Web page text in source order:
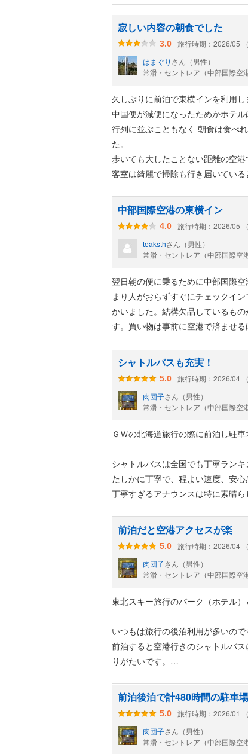
３、Wifiも利用でき速度も速い。
４、LANケーブルが用意されてい
（もう30cm長いと嬉しい）
５、朝食は最近混んでいないので
眠り易い。
７、朝食会場のお母さんに行っ
るとなんか嬉しい。
８、フロントスタッフも鬼混み時
しく丁寧でありがたい。
残念だった点
１、トイレの便座が小さいので、
寂しい内容の朝食でした
3.0
旅行時期：2026/05
はまぐり さん（男性）
常滑・セントレア（中部国際空
久しぶりに前泊で東横インを利用し
中国便が減便になったためかホテ
行列に並ぶこともなく 朝食は食べ
た。
歩いても大したことない距離の空
客室は綺麗で掃除も行き届いている
中部国際空港の東横イン
4.0
旅行時期：2026/05
teaksthさん（男性）
常滑・セントレア（中部国際空
翌日朝の便に乗るために中部国際
まり人がおらずすぐにチェックイ
かいました。結構欠品しているも
す。買い物は事前に空港で済ませる
シャトルバスも充実！
5.0
旅行時期：2026/04
肉団子さん（男性）
常滑・セントレア（中部国際空
ＧＷの北海道旅行の際に前泊し駐
シャトルバスは全国でも丁寧ランキ
たしかに丁寧で、程よい速度、安
丁寧すぎるアナウンスは特に素晴ら
シャトルバスの時刻はこんな感じ
■ホテル→空港Ｔ１
６時台、７時台 00始発で10分間隔
８時台、９時台 00始発で15分間隔
１４：４５
■空港Ｔ１ バス停８番→ホテル
14:30
23:00最終
昔はホテルから常滑のイオンへシ
間に専用シャトル（無料）のバス亭
前泊だと空港アクセスが楽
5.0
旅行時期：2026/04
肉団子さん（男性）
常滑・セントレア（中部国際空
東北スキー旅行のパーク（ホテル）
いつもは旅行の後泊利用が多いの
前泊すると空港行きのシャトルバ
りがたいです。
最大の利点は、空港島内に位置し
後泊にすれば４８０時間２，００
ベッドも身体が大きく腰痛持ちの
前泊後泊で計480時間の駐車
5.0
旅行時期：2026/01
肉団子さん（男性）
常滑・セントレア（中部国際空